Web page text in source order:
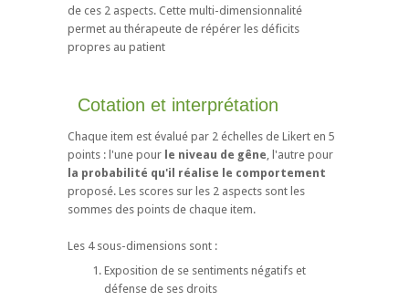
de ces 2 aspects. Cette multi-dimensionnalité
permet au thérapeute de répérer les déficits
propres au patient
Cotation et interprétation
Chaque item est évalué par 2 échelles de Likert en 5
points : l'une pour le niveau de gêne , l'autre pour
la probabilité qu'il réalise le comportement
proposé. Les scores sur les 2 aspects sont les
sommes des points de chaque item.
Les 4 sous-dimensions sont :
Exposition de se sentiments négatifs et
défense de ses droits